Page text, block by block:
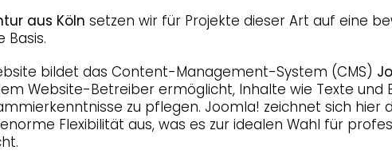
aus Köln setzen wir für Projekte dieser Art auf eine
Basis.
bildet das Content-Management-System (CMS)
Website-Betreiber ermöglicht, Inhalte wie Texte und
zu pflegen. Joomla! zeichnet sich hier
Flexibilität aus, was es zur idealen Wahl für